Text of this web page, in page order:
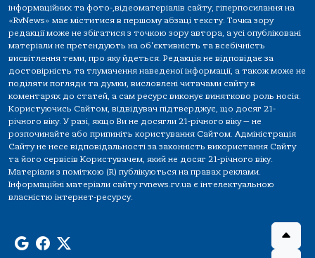
інформаційних та фото-,відеоматеріалів сайту, гіперпосилання на
«RvNews» має міститися в першому абзаці тексту. Точка зору
редакції може не збігатися з точкою зору автора, а усі опубліковані
матеріали не претендують на об'єктивність та всебічність
висвітлення теми, про яку йдеться. Редакція не відповідає за
достовірність та тлумачення наведеної інформації, а також може не
поділяти погляди та думки, висловлені читачами сайту в
коментарях до статей, а сам ресурс виконує винятково роль носія.
Користуючись Сайтом, відвідувач підтверджує, що досяг 21-
річного віку. У разі, якщо Ви не досягли 21-річного віку — не
розпочинайте або припиніть користування Сайтом. Адміністрація
Сайту не несе відповідальності за законність використання Сайту
та його сервісів Користувачем, який не досяг 21-річного віку.
Матеріали з поміткою (R) публікуються на правах реклами.
Інформаційні матеріали сайту rvnews.rv.ua є інтелектуальною
власністю інтернет-ресурсу.